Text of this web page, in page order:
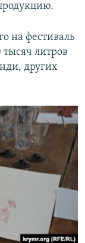
на фестиваль
тысяч литров
других